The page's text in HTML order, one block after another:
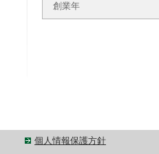
創業年
個人情報保護方針